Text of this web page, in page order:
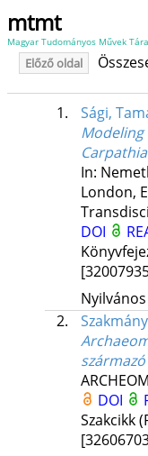
mtmt
Magyar Tudományos Művek Tára
Előző oldal
1. Sági,
Modeling
In:
London,
DOI
2.
DOI
Szakcikk